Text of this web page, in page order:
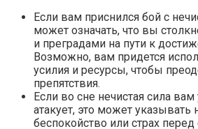
Если вам приснился бой с
может означать, что вы
и преградами на пути к
Возможно, вам придется
усилия и ресурсы, чтобы
препятствия.
Если во сне нечистая сила
атакует, это может указывать
беспокойство или страх